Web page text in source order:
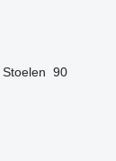
Stoelen 90